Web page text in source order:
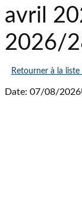
avril
2026/
Retourner à la liste
Date: 07/08/2026